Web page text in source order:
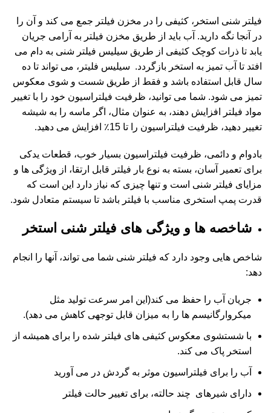
فیلتر شنی استخر، کثیفی را در مخزن فیلتر جمع می کند و آن را
در آنجا نگه دارید. آب باید از طریق مخزن فیلتر به آرامی جریان
یابد تا ذرات کوچک کثیفی از طریق سیلیس فیلتر شنی به دام می
افتد تا آب تمیز به استخر بازگردد. سیلیس فلیتر، می تواند تا ده
سال قابل استفاده باشد و فقط از طریق شست و شوی معکوس
تمیز می شود. شما می توانید، ظرفیت فیلتراسیون خود را با تغییر
مواد فیلتر افزایش دهند، به عنوان مثال، اگر ماسه را به شیشه
تغییر دهید، ظرفیت فیلتراسیون را تا 15٪ افزایش می دهید.
بادوام و دائمی، ظرفیت فیلتراسیون بسیار خوب، قطعات یدکی
برای تعمیر آسان، بسته به نوع بار فیلتر قابل ارتقا، از ویژگی ها و
مزایای فیلتر شنی است و تنها چیزی که نیاز دارد این است که
قدرت پمپ استخری مناسب با فیلتر باشد تا سیستم متعادل شود.
شاخصه ها و ویژگی های فیلتر شنی استخر
شاخص هایی وجود دارد که فیلتر شنی شما می تواند، آنها را انجام
دهد:
جریان آب را حفظ می کند(این امر سرعت تولید مثل
میکروارگانیسم ها را به میزان قابل توجهی کاهش می دهد).
با شستشوی معکوس کثیفی های فیلتر شده را برای همیشه از
استخر پاک می کند.
آب را برای فیلتراسیون موثر به گردش در می آورید
دارای شیرهای چند حالته، برای تغییر حالت فیلتر